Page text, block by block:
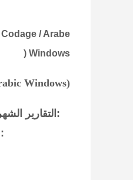
/ Arabe
Windows
(
Windows)
التقارير :
: